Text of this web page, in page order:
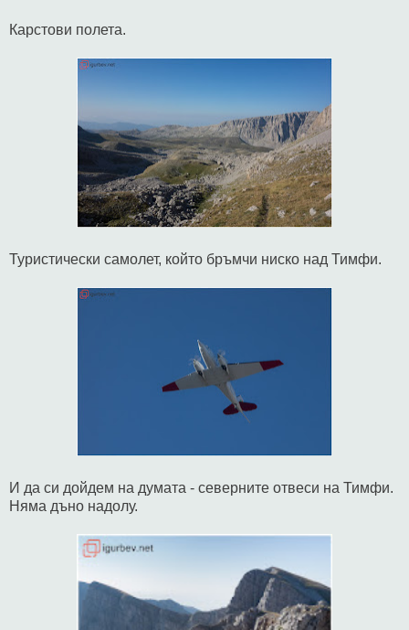
Карстови полета.
Туристически самолет, който бръмчи ниско над Тимфи.
И да си дойдем на думата - северните отвеси на Тимфи.
Няма дъно надолу.